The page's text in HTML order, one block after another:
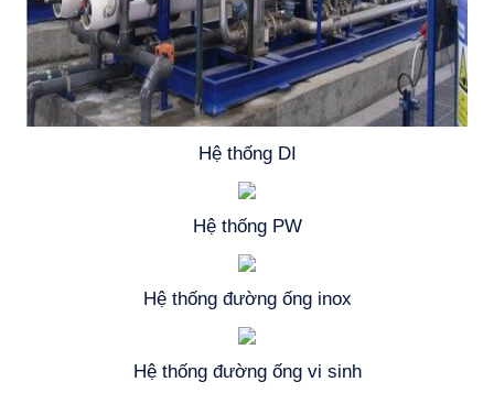
Hệ thống DI
Hệ thống PW
Hệ thống đường ống inox
Hệ thống đường ống vi sinh